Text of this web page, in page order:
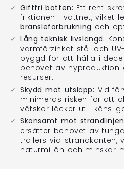
Giftfri botten: Ett rent
friktionen i vattnet, vilket
bränsleförbrukning och
Lång teknisk livslängd:
varmförzinkat stål och
byggd för att hålla i
behovet av
resurser.
Skydd mot utsläpp: Vid
minimeras risken för att
vätskor läcker ut i
Skonsamt mot
ersätter behovet av
trailers vid strandkanten,
naturmiljön och minskar